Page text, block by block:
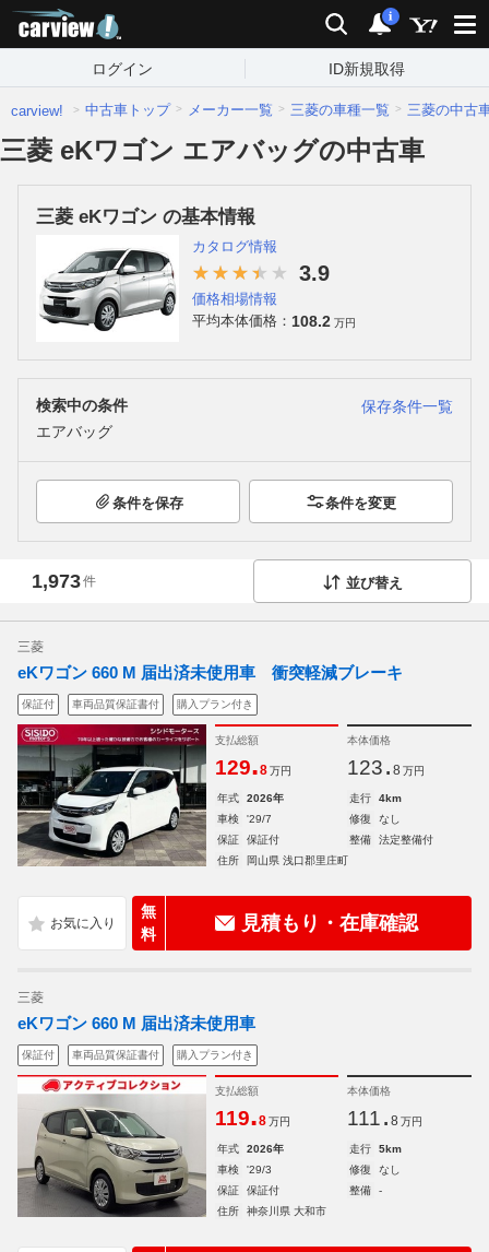
検索 通知
i
ログイン ID新規取得
carview! 中古車トップ メーカー一覧 三菱の車種一覧 三菱の中古
三菱 eKワゴン エアバッグの中古車
三菱 eKワゴン の基本情報
カタログ情報
3.9
価格相場情報
平均本体価格： 108.2 万円
検索中の条件
保存条件一覧
エアバッグ
条件を保存 条件を変更
1,973件 並び替え
三菱
eKワゴン 660 M 届出済未使用車 衝突軽減ブレーキ
保証付 車両品質保証書付 購入プラン付き
支払総額
129.8 万円
本体価格
123. 8 万円
年式 2026年 走行
4km
車検
'29/7 修復
なし
保証
保証付 整備
法定整備付
住所
岡山県 浅口郡里庄町
無
料
見積もり・在庫確認
三菱
eKワゴン 660 M 届出済未使用車
保証付 車両品質保証書付 購入プラン付き
支払総額
119.8 万円
本体価格
111. 8 万円
年式 2026年 走行
5km
車検
'29/3 修復
なし
保証
保証付 整備
-
住所
神奈川県 大和市